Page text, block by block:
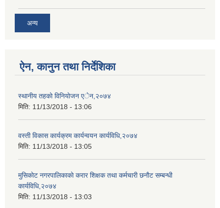
अन्य
ऐन, कानुन तथा निर्देशिका
स्थानीय तहकाे विनियाेजन एेन,२०७४
मिति: 11/13/2018 - 13:06
वस्ती विकास कार्यक्रम कार्यन्वयन कार्यविधि,२०७४
मिति: 11/13/2018 - 13:05
मुसिकाेट नगरपालिकाकाे करार शिक्षक तथा कर्मचारी छनाैट सम्बन्धी
कार्यविधि,२०७४
मिति: 11/13/2018 - 13:03